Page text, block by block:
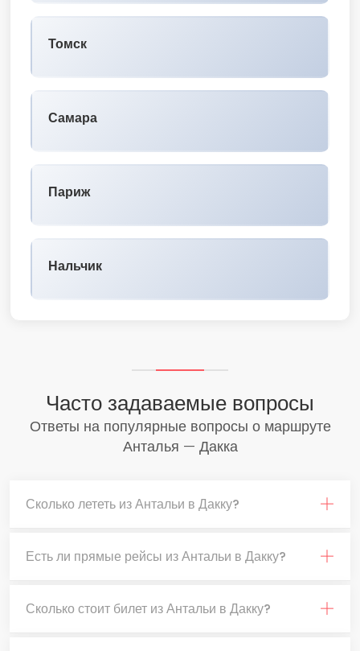
Томск
Самара
Париж
Нальчик
Часто задаваемые вопросы
Ответы на популярные вопросы о маршруте
Анталья — Дакка
Сколько лететь из Антальи в Дакку?
Есть ли прямые рейсы из Антальи в Дакку?
Сколько стоит билет из Антальи в Дакку?